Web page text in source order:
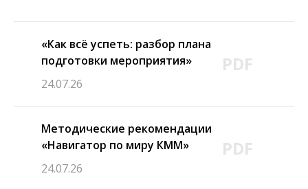
«Как всё успеть: разбор плана
подготовки мероприятия»
24.07.26
PDF
Методические рекомендации
«Навигатор по миру КММ»
24.07.26
PDF